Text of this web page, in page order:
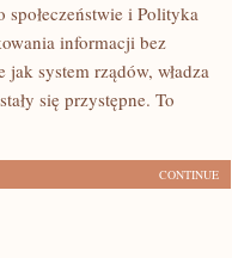
społeczeństwie i Polityka
informacji bez
system rządów, władza
się przystępne. To
CONTINUE